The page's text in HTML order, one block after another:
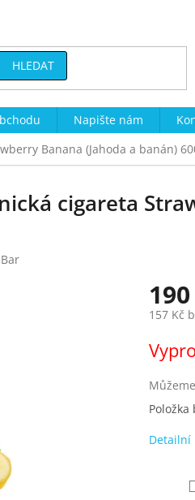
HLEDAT
Napište nám
Banana (Jahoda a banán)
cigareta
157 Kč
cena:
Detailní